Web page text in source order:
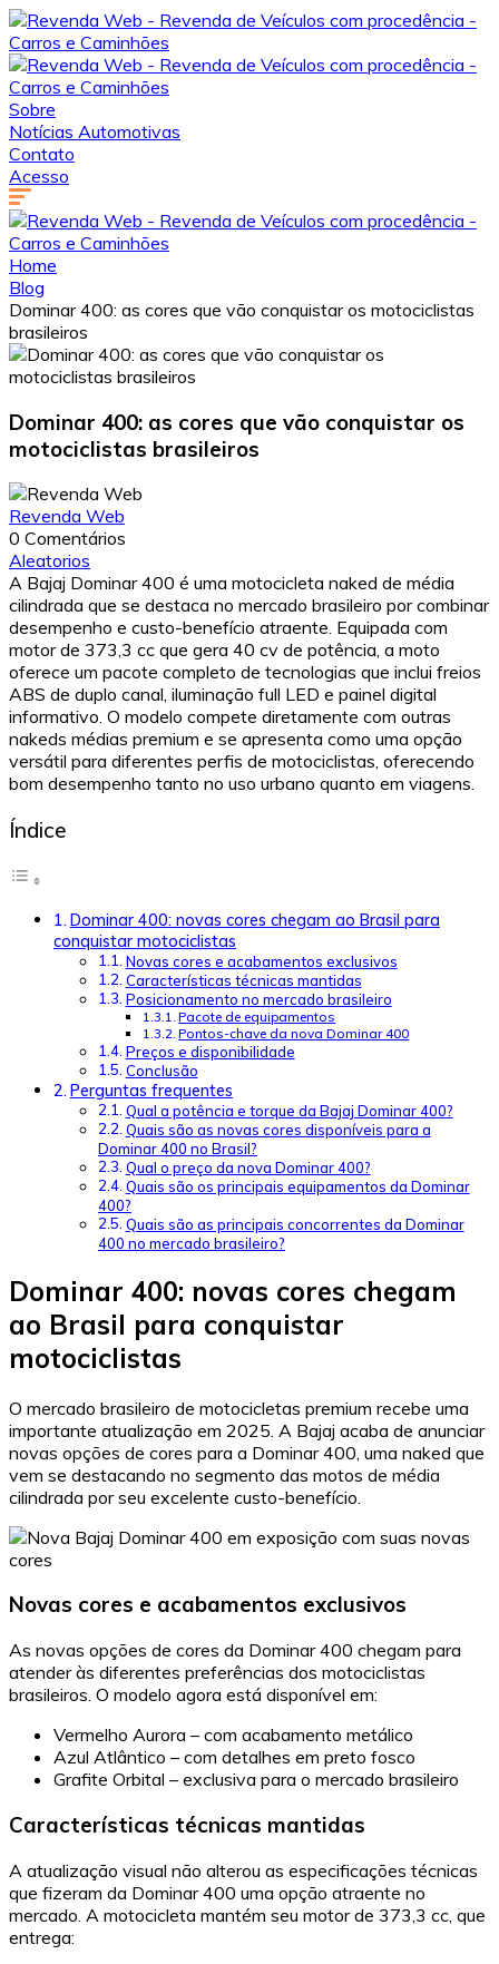
Sobre
Notícias Automotivas
Contato
Acesso
Home
Blog
Dominar 400: as cores que vão conquistar os motociclistas
brasileiros
Dominar 400: as cores que vão conquistar os
motociclistas brasileiros
Revenda Web
0 Comentários
Aleatorios
A Bajaj Dominar 400 é uma motocicleta naked de média
cilindrada que se destaca no mercado brasileiro por combinar
desempenho e custo-benefício atraente. Equipada com
motor de 373,3 cc que gera 40 cv de potência, a moto
oferece um pacote completo de tecnologias que inclui freios
ABS de duplo canal, iluminação full LED e painel digital
informativo. O modelo compete diretamente com outras
nakeds médias premium e se apresenta como uma opção
versátil para diferentes perfis de motociclistas, oferecendo
bom desempenho tanto no uso urbano quanto em viagens.
Índice
Dominar 400: novas cores chegam ao Brasil para
conquistar motociclistas
Novas cores e acabamentos exclusivos
Características técnicas mantidas
Posicionamento no mercado brasileiro
Pacote de equipamentos
Pontos-chave da nova Dominar 400
Preços e disponibilidade
Conclusão
Perguntas frequentes
Qual a potência e torque da Bajaj Dominar 400?
Quais são as novas cores disponíveis para a
Dominar 400 no Brasil?
Qual o preço da nova Dominar 400?
Quais são os principais equipamentos da Dominar
400?
Quais são as principais concorrentes da Dominar
400 no mercado brasileiro?
Dominar 400: novas cores chegam
ao Brasil para conquistar
motociclistas
O mercado brasileiro de motocicletas premium recebe uma
importante atualização em 2025. A Bajaj acaba de anunciar
novas opções de cores para a Dominar 400, uma naked que
vem se destacando no segmento das motos de média
cilindrada por seu excelente custo-benefício.
Novas cores e acabamentos exclusivos
As novas opções de cores da Dominar 400 chegam para
atender às diferentes preferências dos motociclistas
brasileiros. O modelo agora está disponível em:
Vermelho Aurora – com acabamento metálico
Azul Atlântico – com detalhes em preto fosco
Grafite Orbital – exclusiva para o mercado brasileiro
Características técnicas mantidas
A atualização visual não alterou as especificações técnicas
que fizeram da Dominar 400 uma opção atraente no
mercado. A motocicleta mantém seu motor de 373,3 cc, que
entrega: